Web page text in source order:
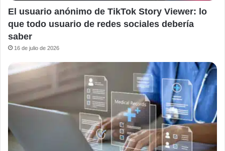
El usuario anónimo de TikTok Story Viewer: lo
que todo usuario de redes sociales debería
saber
16 de julio de 2026